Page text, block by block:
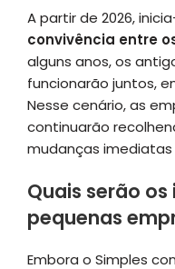
A partir de 2026,
convivência entre
alguns anos, os
funcionarão juntos,
Nesse cenário, as
continuarão
mudanças imediatas
Quais serão
pequenas
Embora o Simples